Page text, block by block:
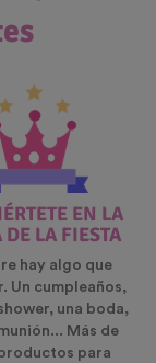
EN LA
DE LA FIESTA
hay algo que
Un cumpleaños,
una boda,
Más de
para